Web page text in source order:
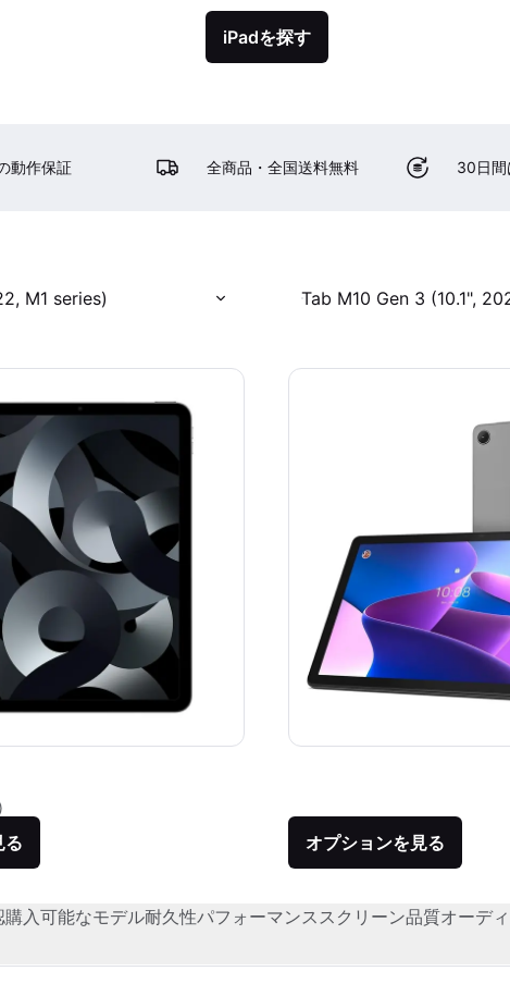
iPadを探す
動作保証 全商品・全国送料無料 30日間
M1 series) Tab M10 Gen 3 (10.1",
価格：
る オプションを見る
購入可能なモデル耐久性パフォーマンススクリーン品質オーデ